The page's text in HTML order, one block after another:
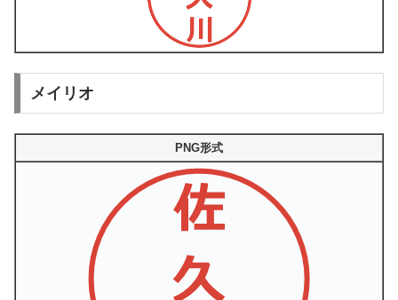
メイリオ
PNG形式